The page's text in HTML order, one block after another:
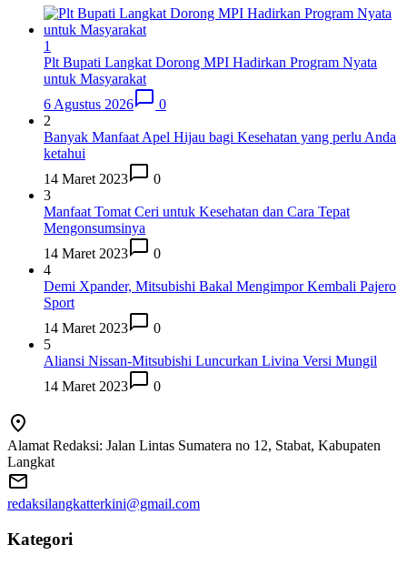
1
Plt Bupati Langkat Dorong MPI Hadirkan Program Nyata
untuk Masyarakat
6 Agustus 2026
0
2
Banyak Manfaat Apel Hijau bagi Kesehatan yang perlu Anda
ketahui
14 Maret 2023
0
3
Manfaat Tomat Ceri untuk Kesehatan dan Cara Tepat
Mengonsumsinya
14 Maret 2023
0
4
Demi Xpander, Mitsubishi Bakal Mengimpor Kembali Pajero
Sport
14 Maret 2023
0
5
Aliansi Nissan-Mitsubishi Luncurkan Livina Versi Mungil
14 Maret 2023
0
Alamat Redaksi: Jalan Lintas Sumatera no 12, Stabat, Kabupaten
Langkat
redaksilangkatterkini@gmail.com
Kategori